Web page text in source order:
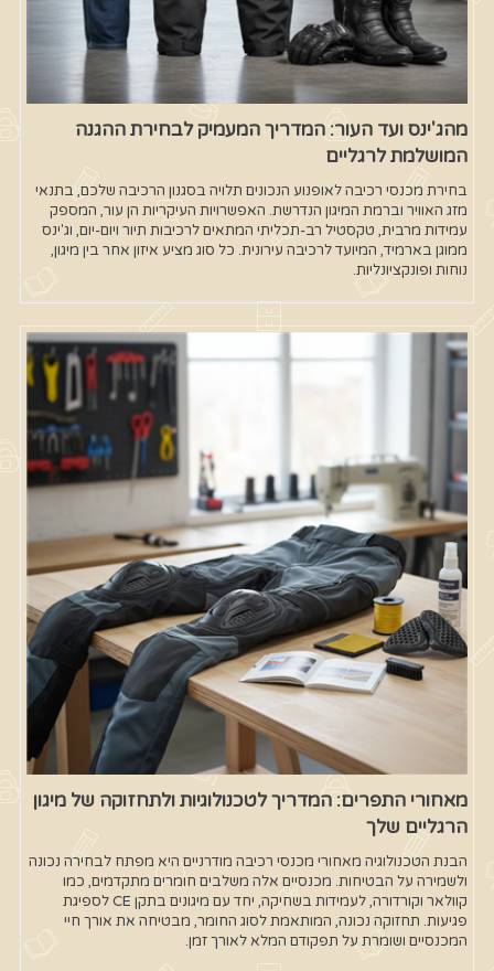
מאחורי התפרים: המדריך לטכנולוגיות ולתחזוקה של מיגון
הרגליים שלך
הבנת הטכנולוגיה מאחורי מכנסי רכיבה מודרניים היא מפתח לבחירה נכונה
ולשמירה על הבטיחות. מכנסיים אלה משלבים חומרים מתקדמים, כמו
קוולאר וקורדורה, לעמידות בשחיקה, יחד עם מיגונים בתקן CE לספיגת
פגיעות. תחזוקה נכונה, המותאמת לסוג החומר, מבטיחה את אורך חיי
המכנסיים ושומרת על תפקודם המלא לאורך זמן.
מהג'ינס ועד העור: המדריך המעמיק לבחירת ההגנה
המושלמת לרגליים
בחירת מכנסי רכיבה לאופנוע הנכונים תלויה בסגנון הרכיבה שלכם, בתנאי
מזג האוויר וברמת המיגון הנדרשת. האפשרויות העיקריות הן עור, המספק
עמידות מרבית, טקסטיל רב-תכליתי המתאים לרכיבות תיור ויום-יום, וג'ינס
ממוגן בארמיד, המיועד לרכיבה עירונית. כל סוג מציע איזון אחר בין מיגון,
נוחות ופונקציונליות.